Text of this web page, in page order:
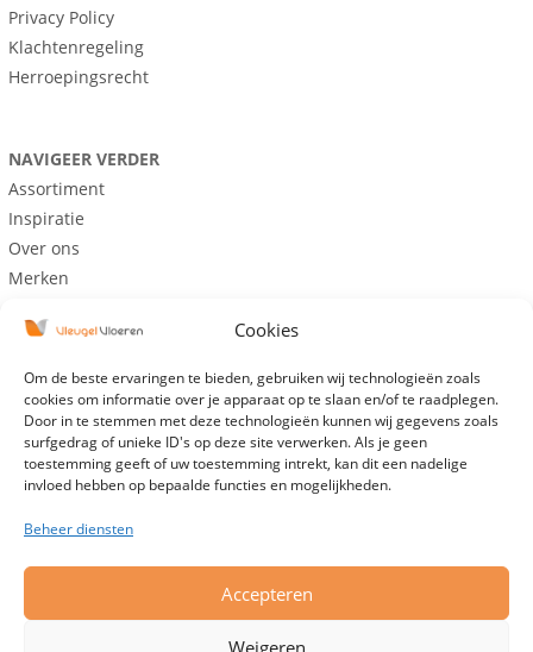
Cookies
Om de beste ervaringen te bieden, gebruiken wij technologieën zoals
cookies om informatie over je apparaat op te slaan en/of te raadplegen.
Door in te stemmen met deze technologieën kunnen wij gegevens zoals
surfgedrag of unieke ID's op deze site verwerken. Als je geen
toestemming geeft of uw toestemming intrekt, kan dit een nadelige
invloed hebben op bepaalde functies en mogelijkheden.
Beheer diensten
Accepteren
Weigeren
Privacy Policy
Klachtenregeling
Herroepingsrecht
NAVIGEER VERDER
Assortiment
Inspiratie
Over ons
Merken
Maandag:
Gesloten
Dinsdag:
Gesloten
Woensdag: 09:00 – 17:00
Donderdag:09:00 – 17:00
Vrijdag:
09:00 – 17:00
Zaterdag:
09:00 – 16:00
Buiten openingstijden open op afspraak.